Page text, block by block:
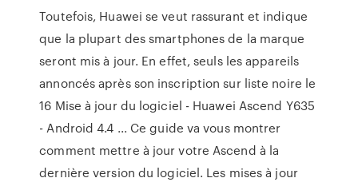
Toutefois, Huawei se veut rassurant et indique
que la plupart des smartphones de la marque
seront mis à jour. En effet, seuls les appareils
annoncés après son inscription sur liste noire le
16 Mise à jour du logiciel - Huawei Ascend Y635
- Android 4.4 ... Ce guide va vous montrer
comment mettre à jour votre Ascend à la
dernière version du logiciel. Les mises à jour